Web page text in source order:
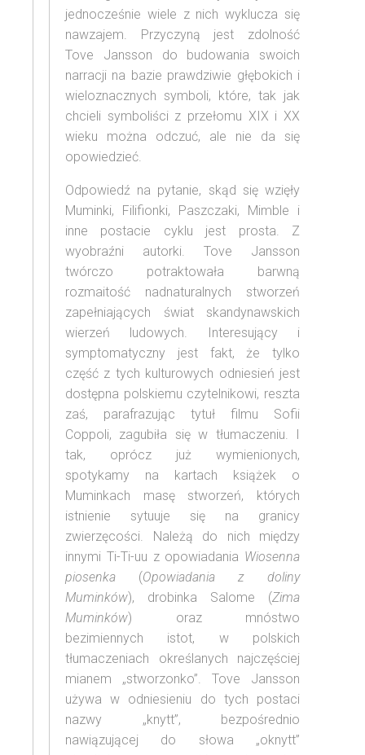
jednocześnie wiele z nich wyklucza się
nawzajem. Przyczyną jest zdolność
Tove Jansson do budowania swoich
narracji na bazie prawdziwie głębokich i
wieloznacznych symboli, które, tak jak
chcieli symboliści z przełomu XIX i XX
wieku można odczuć, ale nie da się
opowiedzieć.
Odpowiedź na pytanie, skąd się wzięły
Muminki, Filifionki, Paszczaki, Mimble i
inne postacie cyklu jest prosta. Z
wyobraźni autorki. Tove Jansson
twórczo potraktowała barwną
rozmaitość nadnaturalnych stworzeń
zapełniających świat skandynawskich
wierzeń ludowych. Interesujący i
symptomatyczny jest fakt, że tylko
część z tych kulturowych odniesień jest
dostępna polskiemu czytelnikowi, reszta
zaś, parafrazując tytuł filmu Sofii
Coppoli, zagubiła się w tłumaczeniu. I
tak, oprócz już wymienionych,
spotykamy na kartach książek o
Muminkach masę stworzeń, których
istnienie sytuuje się na granicy
zwierzęcości. Należą do nich między
innymi Ti-Ti-uu z opowiadania Wiosenna
piosenka (Opowiadania z doliny
Muminków), drobinka Salome (Zima
Muminków) oraz mnóstwo
bezimiennych istot, w polskich
tłumaczeniach określanych najczęściej
mianem „stworzonko”. Tove Jansson
używa w odniesieniu do tych postaci
nazwy „knytt”, bezpośrednio
nawiązującej do słowa „oknytt”